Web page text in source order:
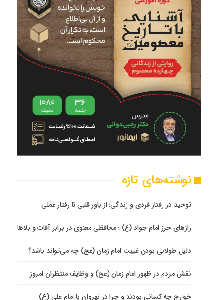
نوشته‌های تازه
توحید در رفتار فردی و زندگی؛ از باور قلبی تا رفتار عملی
رازهای حرز امام جواد (ع) ؛ محافظی معنوی در برابر آفات و بلاها
دلیل طولانی بودن غیبت امام زمان (عج) چه می‌تواند باشد؟
نقش مردم در ظهور امام زمان (عج) و وظایف منتظران امروز
خوارج چه کسانی بودند و چرا در نهروان با امام علی (ع)